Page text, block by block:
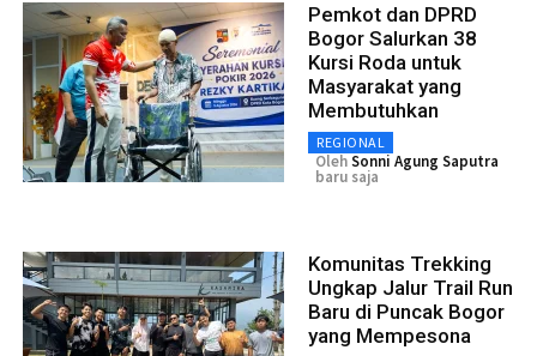
Pemkot dan DPRD
Bogor Salurkan 38
Kursi Roda untuk
Masyarakat yang
Membutuhkan
REGIONAL
OlehSonni Agung Saputra
baru saja
Komunitas Trekking
Ungkap Jalur Trail Run
Baru di Puncak Bogor
yang Mempesona